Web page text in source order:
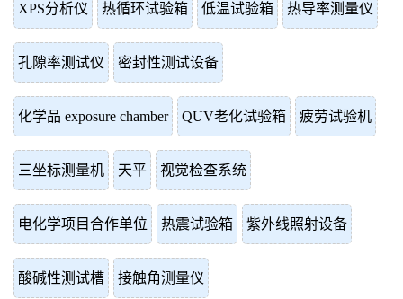
XPS分析仪 热循环试验箱 低温试验箱 热导率测量仪
孔隙率测试仪 密封性测试设备
化学品 exposure chamber QUV老化试验箱 疲劳试验机
三坐标测量机 天平 视觉检查系统
电化学项目合作单位 热震试验箱 紫外线照射设备
酸碱性测试槽 接触角测量仪